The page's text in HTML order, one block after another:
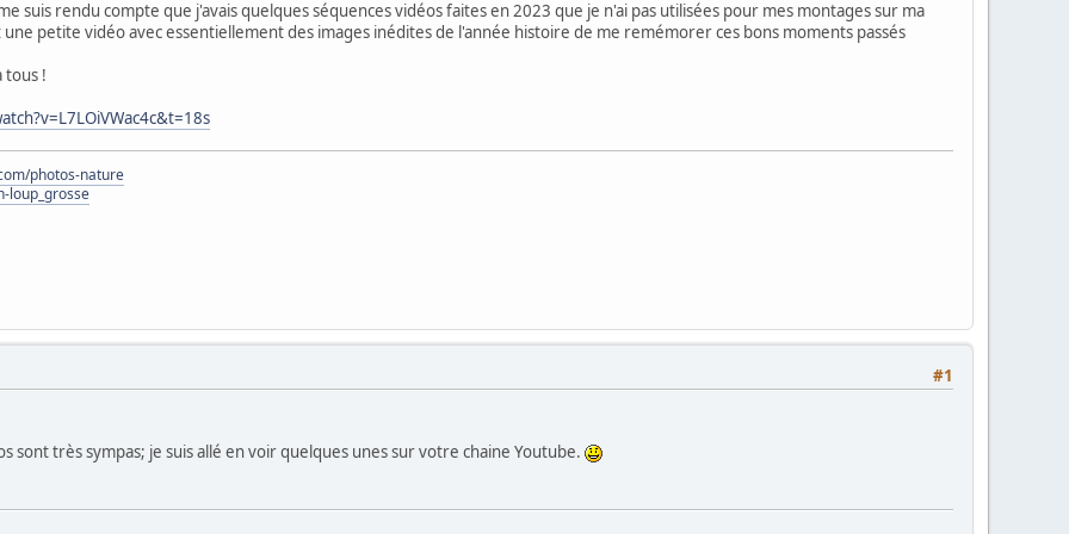
suis rendu compte que j'avais quelques séquences vidéos faites en 2023 que je n'ai pas utilisées pour mes montages sur ma
une petite vidéo avec essentiellement des images inédites de l'année histoire de me remémorer ces bons moments passés
tous !
photos-nature
loup_grosse
#1
sont très sympas; je suis allé en voir quelques unes sur votre chaine Youtube.